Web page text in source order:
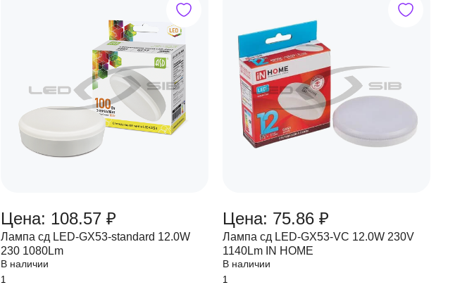
Цена: 108.57 ₽
Лампа сд LED-GX53-standard 12.0W
230 1080Lm
В наличии
Цена: 75.86 ₽
Лампа сд LED-GX53-VC 12.0W 230V
1140Lm IN HOME
В наличии